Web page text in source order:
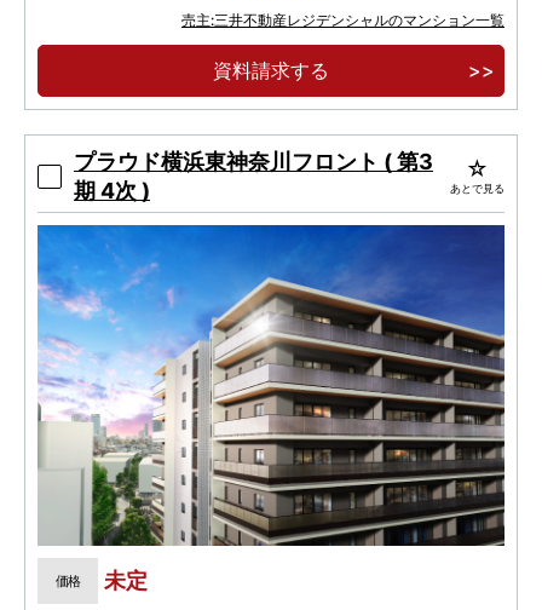
Ｔ．Ｙ．ＨＡＲＢＯＲに近接する開放的なウォ
ーターフロント
水辺の街のシンボルとなる地上３４階建超高層
売主:三井不動産レジデンシャルのマンション一覧
資料請求する
プラウド横浜東神奈川フロント ( 第3
期 4次 )
あとで見る
価格 未定